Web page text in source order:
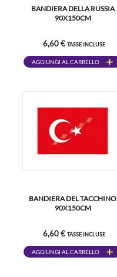
BANDIERA DELLA RUSSIA
90X150CM
6,60 € TASSE INCLUSE
AGGIUNGI AL CARRELLO
BANDIERA DEL TACCHINO
90X150CM
6,60 € TASSE INCLUSE
AGGIUNGI AL CARRELLO